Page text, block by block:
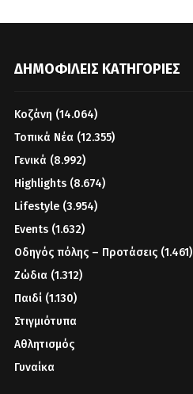
ΔΗΜΟΦΙΛΕΊΣ ΚΑΤΗΓΟΡΊΕΣ
Κοζάνη (14.064)
Τοπικά Νέα (12.355)
Γενικά (8.992)
Highlights (8.674)
Lifestyle (3.954)
Events (1.632)
Οδηγός πόλης – Προτάσεις (1.461)
Ζώδια (1.312)
Παιδί (1.130)
Στιγμιότυπα
Αθλητισμός
Γυναίκα